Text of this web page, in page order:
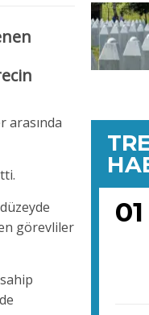
arasında
görevliler